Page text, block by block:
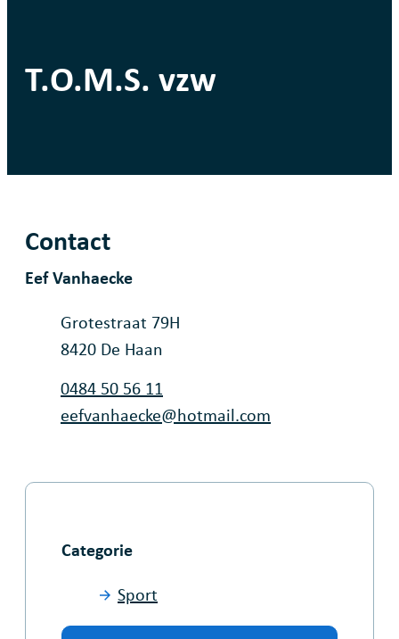
T.O.M.S. vzw
Contact
Eef Vanhaecke
AdresGrotestraat 79H
,8420 De Haan
0484 50 56 11
E-maileefvanhaecke@hotmail.com
Categorie
Sport